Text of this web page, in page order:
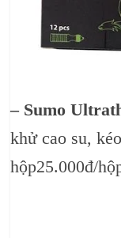
– Sumo
khử cao su,
hộp25.000đ/